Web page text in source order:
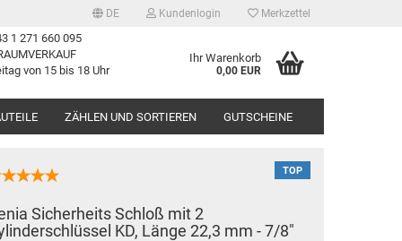
DE Kundenlogin Merkzettel
1 271 660 095
von 15 bis 18 Uhr
Ihr Warenkorb
0,00 EUR
ZÄHLEN UND SORTIEREN GUTSCHEINE
TOP
Sicherheits Schloß mit 2
KD, Länge 22,3 mm - 7/8"